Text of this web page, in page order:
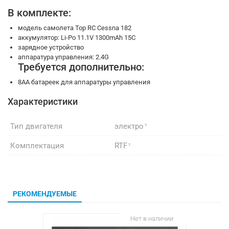
В комплекте:
модель самолета Top RC Cessna 182
аккумулятор: Li-Po 11.1V 1300mAh 15C
зарядное устройство
аппаратура управления: 2.4G
Требуется дополнительно:
8АА батареек для аппаратуры управления
Характеристики
Тип двигателя электро
Комплектация RTF
РЕКОМЕНДУЕМЫЕ
Нет в наличии